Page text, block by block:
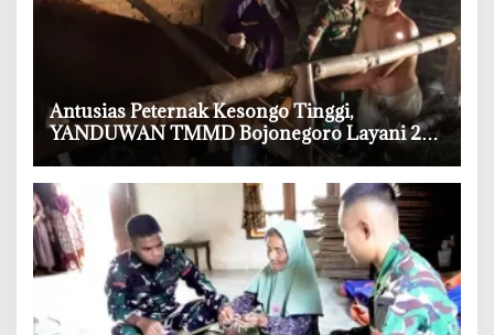
‎Antusias Peternak Kesongo Tinggi,
YANDUWAN TMMD Bojonegoro Layani 278
Ternak